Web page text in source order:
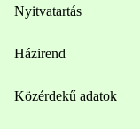
Nyitvatartás
Házirend
Közérdekű adatok